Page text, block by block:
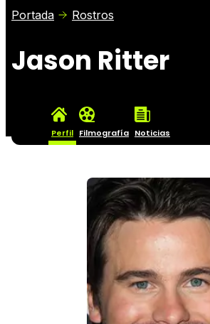
Críticas
Portada Rostros
Jason Ritter
Perfil Filmografía Noticias